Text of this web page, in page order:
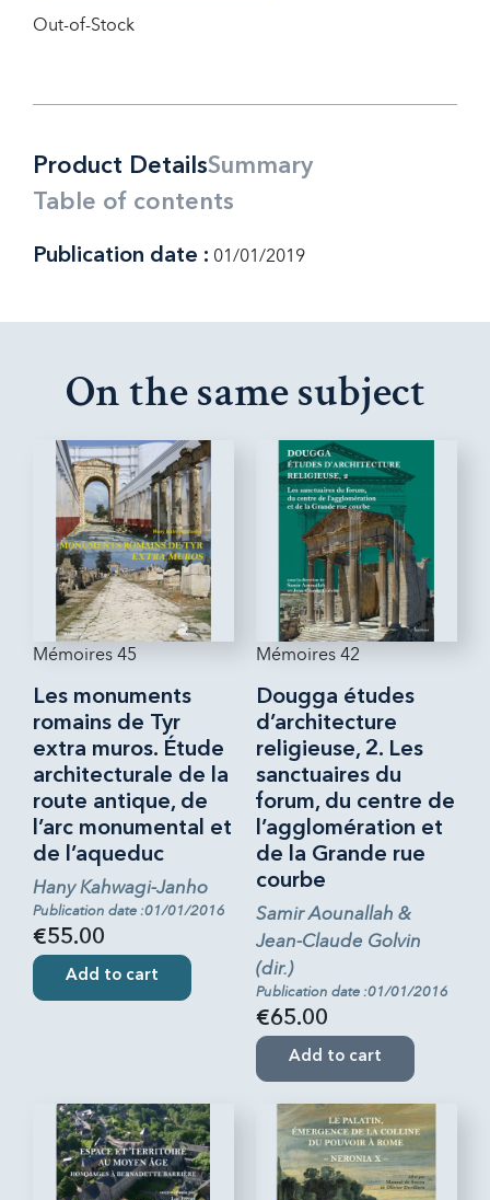
Out-of-Stock
Product DetailsSummary
Table of contents
Publication date : 01/01/2019
On the same subject
Mémoires 45
Les monuments
romains de Tyr
extra muros. Étude
architecturale de la
route antique, de
l’arc monumental et
de l’aqueduc
Hany Kahwagi-Janho
Publication date :01/01/2016
€55.00
Add to cart
Mémoires 42
Dougga études
d’architecture
religieuse, 2. Les
sanctuaires du
forum, du centre de
l’agglomération et
de la Grande rue
courbe
Samir Aounallah &
Jean-Claude Golvin
(dir.)
Publication date :01/01/2016
€65.00
Add to cart